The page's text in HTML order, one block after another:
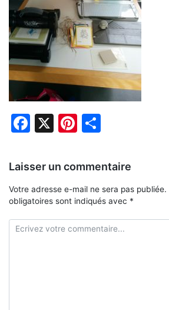
Facebook
X Pinterest
Laisser un commentaire
Votre adresse e-mail ne sera pas publiée.
obligatoires sont indiqués avec *